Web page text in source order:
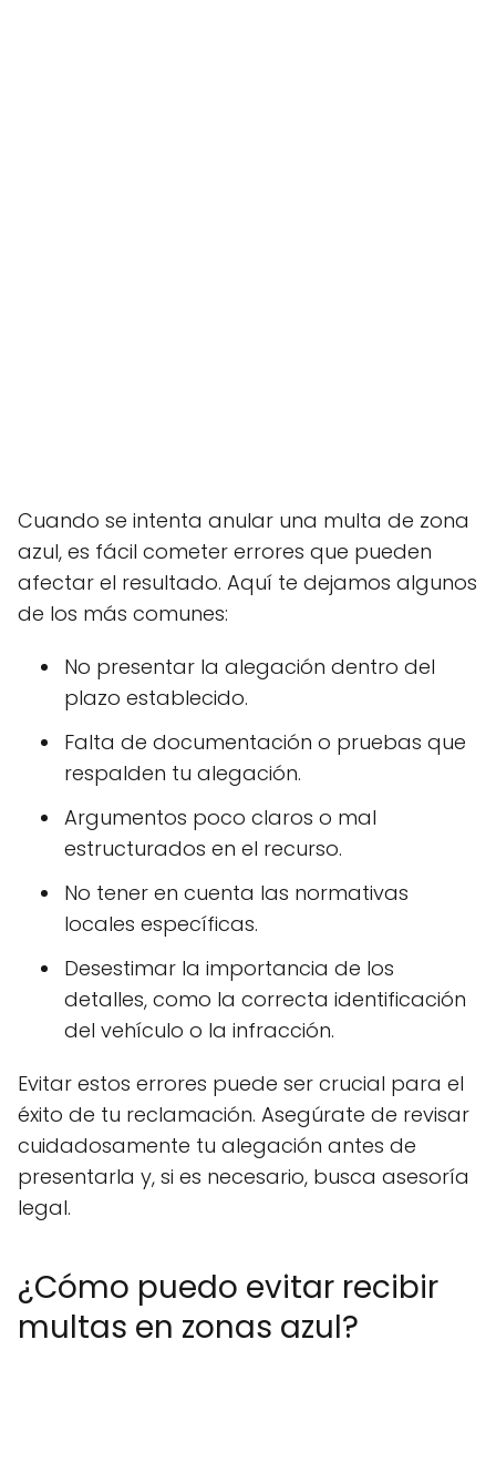
Cuando se intenta anular una multa de zona
azul, es fácil cometer errores que pueden
afectar el resultado. Aquí te dejamos algunos
de los más comunes:
No presentar la alegación dentro del
plazo establecido.
Falta de documentación o pruebas que
respalden tu alegación.
Argumentos poco claros o mal
estructurados en el recurso.
No tener en cuenta las normativas
locales específicas.
Desestimar la importancia de los
detalles, como la correcta identificación
del vehículo o la infracción.
Evitar estos errores puede ser crucial para el
éxito de tu reclamación. Asegúrate de revisar
cuidadosamente tu alegación antes de
presentarla y, si es necesario, busca asesoría
legal.
¿Cómo puedo evitar recibir
multas en zonas azul?